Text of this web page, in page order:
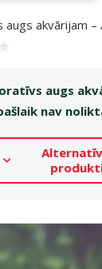
augs akvārijam
augs
nav